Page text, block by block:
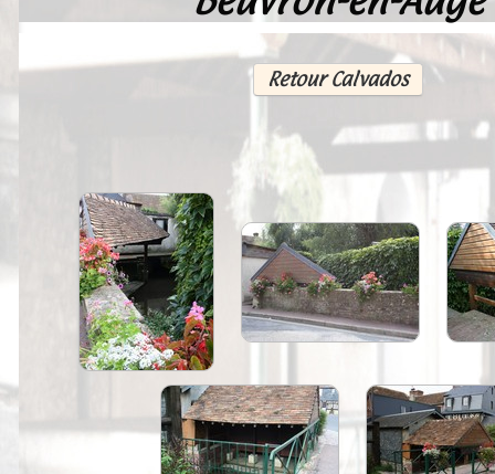
Videos--Lavoirs
Un Peu d'Histoire
Outils-des-Lavandières
Cartes Postales-Anciennes et
Peintures
Presse
Liens
Retour Calvados